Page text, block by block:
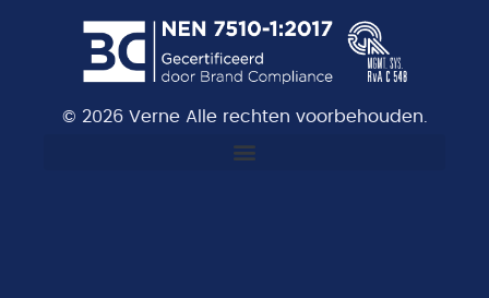
© 2026 Verne Alle rechten voorbehouden.